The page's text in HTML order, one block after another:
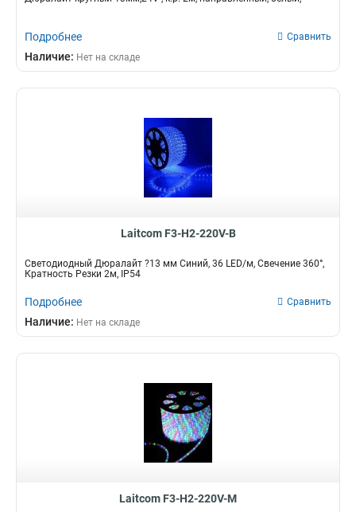
Подробнее Сравнить
Наличие: Нет на складе
Laitcom F3-H2-220V-B
Светодиодный Дюралайт ?13 мм Синий, 36 LED/м, Свечение 360°,
Кратность Резки 2м, IP54
Подробнее Сравнить
Наличие: Нет на складе
Laitcom F3-H2-220V-M